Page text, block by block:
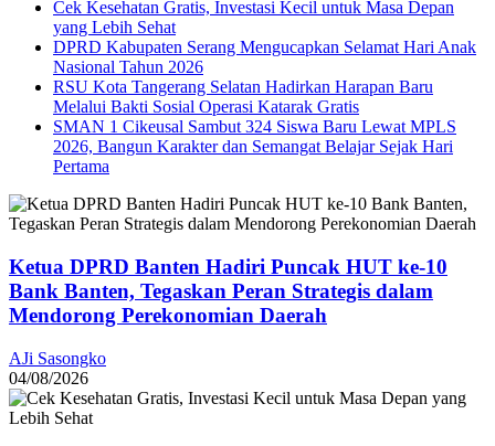
Cek Kesehatan Gratis, Investasi Kecil untuk Masa Depan
yang Lebih Sehat
DPRD Kabupaten Serang Mengucapkan Selamat Hari Anak
Nasional Tahun 2026
RSU Kota Tangerang Selatan Hadirkan Harapan Baru
Melalui Bakti Sosial Operasi Katarak Gratis
SMAN 1 Cikeusal Sambut 324 Siswa Baru Lewat MPLS
2026, Bangun Karakter dan Semangat Belajar Sejak Hari
Pertama
Ketua DPRD Banten Hadiri Puncak HUT ke-10
Bank Banten, Tegaskan Peran Strategis dalam
Mendorong Perekonomian Daerah
AJi Sasongko
04/08/2026